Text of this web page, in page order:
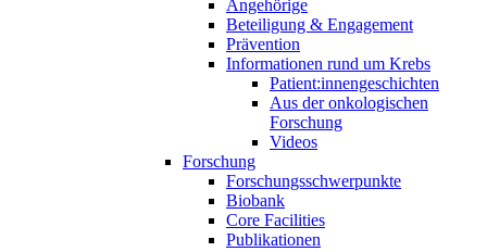
Angehörige
Beteiligung & Engagement
Prävention
Informationen rund um Krebs
Patient:innengeschichten
Aus der onkologischen
Forschung
Videos
Forschung
Forschungsschwerpunkte
Biobank
Core Facilities
Publikationen